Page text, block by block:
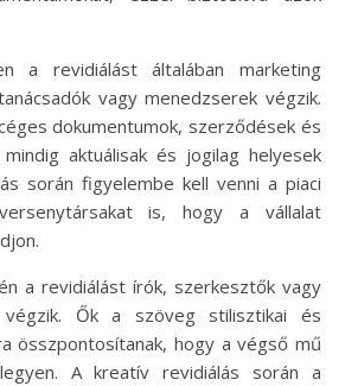
a revidiálást általában marketing
vagy menedzserek végzik.
dokumentumok, szerződések és
aktuálisak és jogilag helyesek
során figyelembe kell venni a piaci
is, hogy a vállalat
a revidiálást írók, szerkesztők vagy
végzik. Ők a szöveg stilisztikai és
összpontosítanak, hogy a végső mű
A kreatív revidiálás során a